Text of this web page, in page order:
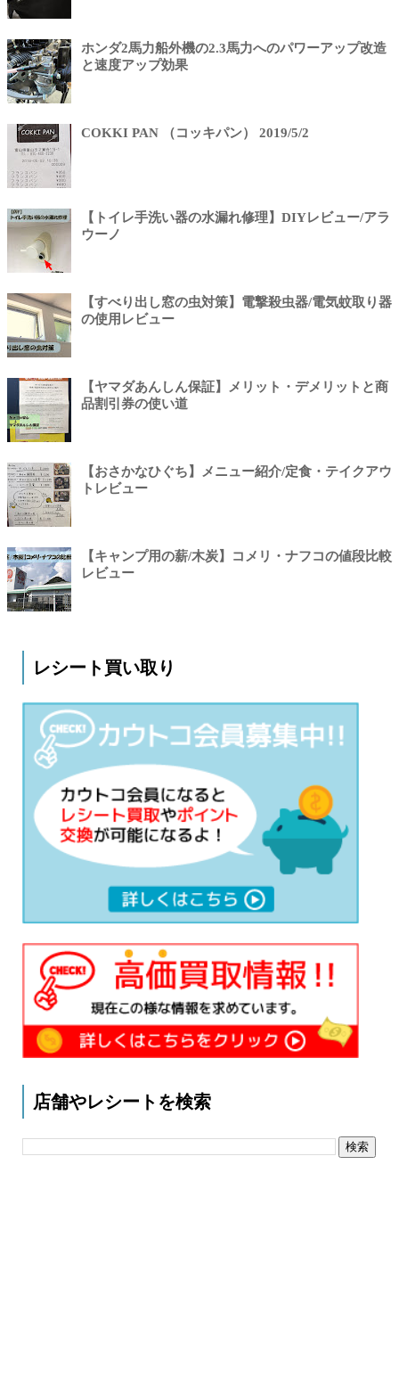
ホンダ2馬力船外機の2.3馬力へのパワーアップ改造
と速度アップ効果
COKKI PAN （コッキパン） 2019/5/2
【トイレ手洗い器の水漏れ修理】DIYレビュー/アラ
ウーノ
【すべり出し窓の虫対策】電撃殺虫器/電気蚊取り器
の使用レビュー
【ヤマダあんしん保証】メリット・デメリットと商
品割引券の使い道
【おさかなひぐち】メニュー紹介/定食・テイクアウ
トレビュー
【キャンプ用の薪/木炭】コメリ・ナフコの値段比較
レビュー
レシート買い取り
店舗やレシートを検索